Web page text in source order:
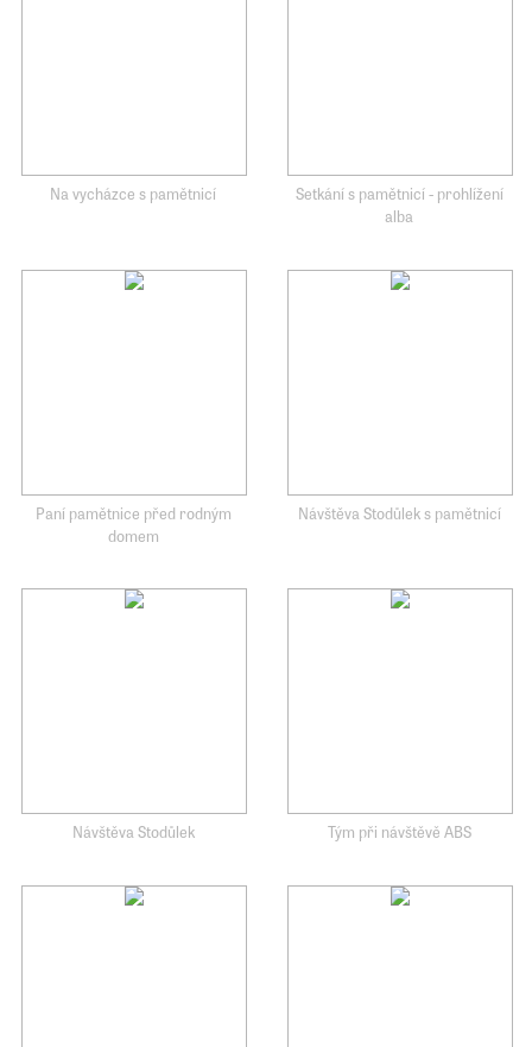
Na vycházce s pamětnicí
Setkání s pamětnicí - prohlížení
alba
Paní pamětnice před rodným
domem
Návštěva Stodůlek s pamětnicí
Návštěva Stodůlek Tým při návštěvě ABS